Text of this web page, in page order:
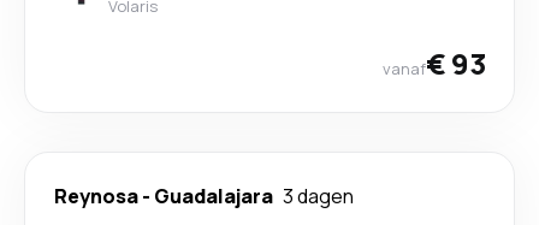
Volaris
vanaf€ 93
Reynosa- Guadalajara 3 dagen